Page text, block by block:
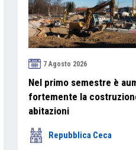
7 Agosto 2026
Nel primo semestre è
fortemente la
abitazioni
Repubblica Ceca